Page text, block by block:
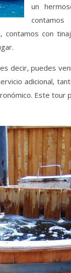
un
con
decir, puedes
adicional,
Este tour